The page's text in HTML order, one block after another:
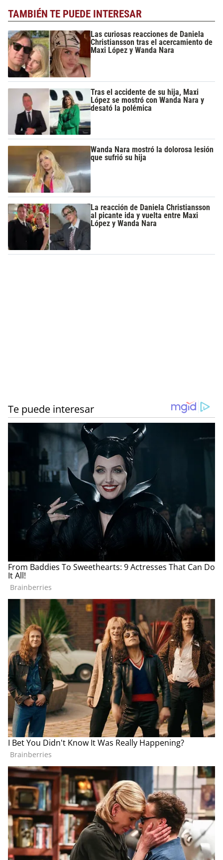
TAMBIÉN TE PUEDE INTERESAR
Las curiosas reacciones de Daniela
Christiansson tras el acercamiento de
Maxi López y Wanda Nara
Tras el accidente de su hija, Maxi
López se mostró con Wanda Nara y
desató la polémica
Wanda Nara mostró la dolorosa lesión
que sufrió su hija
La reacción de Daniela Christiansson
al picante ida y vuelta entre Maxi
López y Wanda Nara